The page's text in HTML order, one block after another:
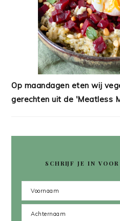
Op maandagen eten wij
gerechten uit de 'Meatless
SCHRIJF JE IN